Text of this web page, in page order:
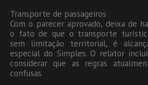
Transporte de passageiros
Com o parecer aprovado, deixa de
o fato de que o transporte
sem limitação territorial, é
especial do Simples. O relator
considerar que as regras
confusas.